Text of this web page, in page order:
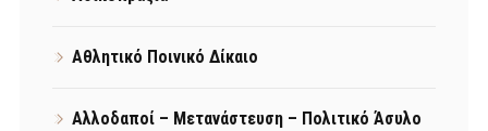
Αθλητικό Ποινικό Δίκαιο
Αλλοδαποί – Μετανάστευση – Πολιτικό Άσυλο